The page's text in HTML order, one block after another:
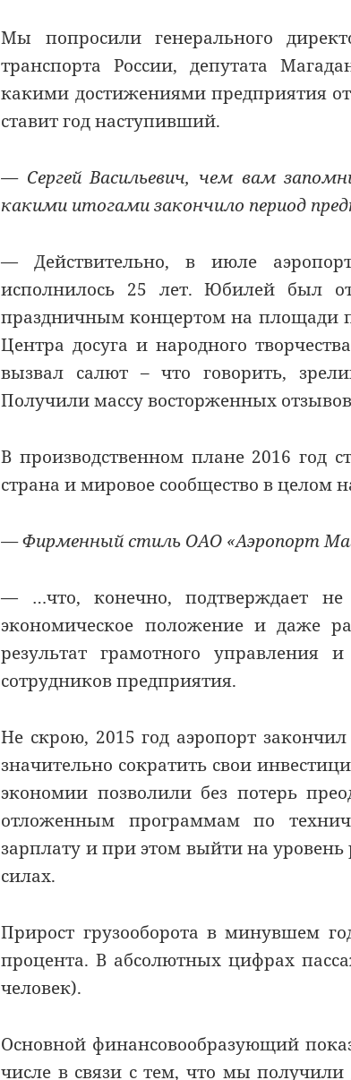
Мы попросили генерального
транспорта России, депутата
какими достижениями предприятия
ставит год наступивший.
— Сергей Васильевич, чем вам
какими итогами закончило период
— Действительно, в июле
исполнилось 25 лет. Юбилей был
праздничным концертом на площади
Центра досуга и народного
вызвал салют – что говорить,
Получили массу восторженных
В производственном плане 2016 год
страна и мировое сообщество в целом
— Фирменный стиль ОАО «Аэропорт
— …что, конечно, подтверждает не
экономическое положение и даже
результат грамотного управления
сотрудников предприятия.
Не скрою, 2015 год аэропорт
значительно сократить свои
экономии позволили без потерь
отложенным программам по
зарплату и при этом выйти на
силах.
Прирост грузооборота в минувшем
процента. В абсолютных цифрах
человек).
Основной финансовообразующий
числе в связи с тем, что мы